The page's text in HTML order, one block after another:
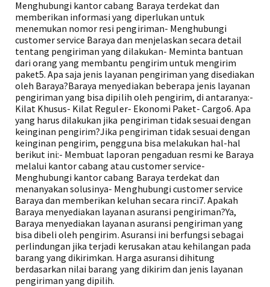
Menghubungi kantor cabang Baraya terdekat dan
memberikan informasi yang diperlukan untuk
menemukan nomor resi pengiriman- Menghubungi
customer service Baraya dan menjelaskan secara detail
tentang pengiriman yang dilakukan- Meminta bantuan
dari orang yang membantu pengirim untuk mengirim
paket5. Apa saja jenis layanan pengiriman yang disediakan
oleh Baraya?Baraya menyediakan beberapa jenis layanan
pengiriman yang bisa dipilih oleh pengirim, di antaranya:-
Kilat Khusus- Kilat Reguler- Ekonomi Paket- Cargo6. Apa
yang harus dilakukan jika pengiriman tidak sesuai dengan
keinginan pengirim?Jika pengiriman tidak sesuai dengan
keinginan pengirim, pengguna bisa melakukan hal-hal
berikut ini:- Membuat laporan pengaduan resmi ke Baraya
melalui kantor cabang atau customer service-
Menghubungi kantor cabang Baraya terdekat dan
menanyakan solusinya- Menghubungi customer service
Baraya dan memberikan keluhan secara rinci7. Apakah
Baraya menyediakan layanan asuransi pengiriman?Ya,
Baraya menyediakan layanan asuransi pengiriman yang
bisa dibeli oleh pengirim. Asuransi ini berfungsi sebagai
perlindungan jika terjadi kerusakan atau kehilangan pada
barang yang dikirimkan. Harga asuransi dihitung
berdasarkan nilai barang yang dikirim dan jenis layanan
pengiriman yang dipilih.